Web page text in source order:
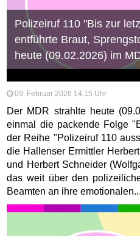
Polizeiruf 110 "Bis zur
entführte Braut,
heute (09.02.2026) im
09. Februar 2026 14:15 Uhr
Der MDR strahlte heute
einmal die packende Folge
der Reihe "Polizeiruf 110
die Hallenser Ermittler
und Herbert Schneider
das weit über den
Beamten an ihre emotionalen...